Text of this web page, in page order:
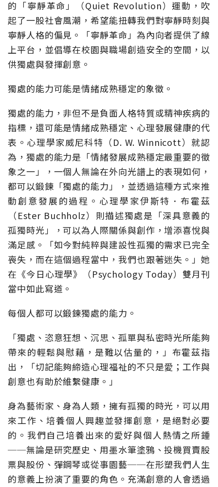
的「寧靜革命」（Quiet Revolution）運動，吹
起了一股社會風潮，希望能扭轉我們對寧靜時刻與
寧靜人格的偏見。「寧靜革命」為內向者提供了線
上平台，並倡導在校園與職場創造安全的空間，以
供獨處與發揮創意。
獨處的能力可能是情緒成熟穩定的象徵。
獨處的能力，非但不是負面人格特質或精神疾病的
指標，還可能是情緒成熟穩定、心理發展健康的代
表。心理學家威尼科特（D. W. Winnicott）就認
為，獨處的能力是「情緒發展成熟穩定最重要的徵
象之一」，一個人無論在外向光譜上的表現如何，
都可以鍛鍊「獨處的能力」，並透過這種方式來推
動創意發展的過程。心理學家伊斯特．布霍茲
（Ester Buchholz）則描述獨處是「深具意義的
孤獨時光」，可以為人際關係與創作，增添喜悅與
滿足感。「如今對純粹與建設性孤獨的需求已完全
喪失，而在這個過程當中，我們也跟著迷失。」她
在《今日心理學》（Psychology Today）雙月刊
當中如此寫道。
每個人都可以鍛鍊獨處的能力。
「獨處、恣意狂想、沉思、孤單與私密時光所能夠
帶來的輕鬆與慰藉，是難以估量的，」布霍茲指
出，「切記能夠締造心理福祉的不只是愛；工作與
創意也有助於維繫健康。」
身為藝術家、身為人類，擁有孤獨的時光，可以用
來工作、培養個人興趣並發揮創意，是絕對必要
的。我們自己培養出來的愛好與個人熱情之所鍾
──無論是研究歷史、用墨水筆塗鴉、投機買賣股
票與股份、彈鋼琴或從事園藝──在形塑我們人生
的意義上扮演了重要的角色。充滿創意的人會透過